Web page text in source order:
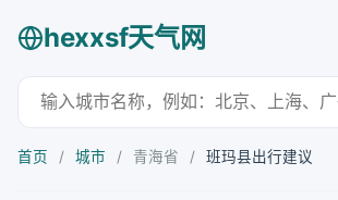
hexxsf天气网
首页 / 城市 / 青海省 / 班玛县出行建议